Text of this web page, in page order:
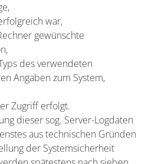
war,
gewünschte
des verwendeten
Angaben zum System,
Zugriff erfolgt.
dieser sog. Server-Logdaten
aus technischen Gründen
der Systemsicherheit